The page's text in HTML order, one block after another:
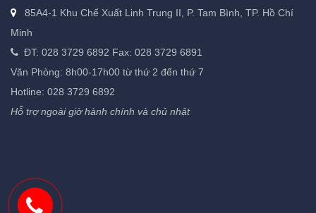
85A4-1 Khu Chế Xuất Linh Trung II, P. Tam Bình, TP. Hồ Chí
Minh
ĐT: 028 3729 6892 Fax: 028 3729 6891
Văn Phòng: 8h00-17h00 từ thứ 2 đến thứ 7
Hotline: 028 3729 6892
Hỗ trợ ngoài giờ hành chính và chủ nhật